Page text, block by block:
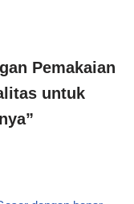
Pemakaian
untuk